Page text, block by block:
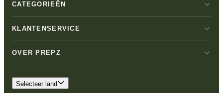
CATEGORIEËN
KLANTENSERVICE
OVER PREPZ
Selecteer land